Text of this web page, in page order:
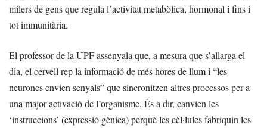
milers de gens que regula l’activitat metabòlica, hormonal i fins i
tot immunitària.
El professor de la UPF assenyala que, a mesura que s’allarga el
dia, el cervell rep la informació de més hores de llum i “les
neurones envien senyals” que sincronitzen altres processos per a
una major activació de l’organisme. És a dir, canvien les
‘instruccions’ (expressió gènica) perquè les cèl·lules fabriquin les